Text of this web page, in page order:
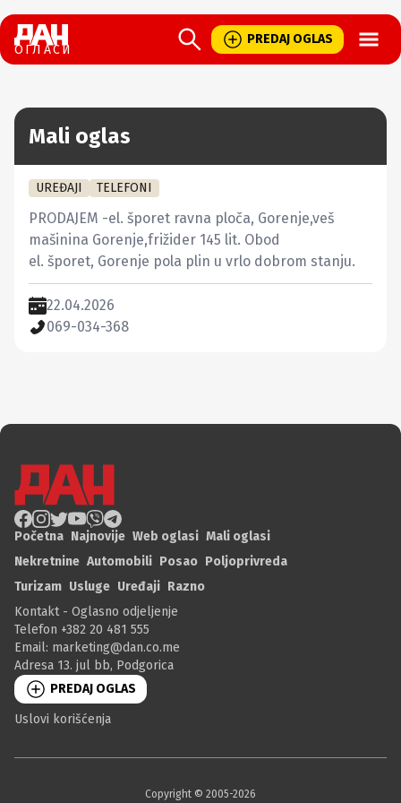
ОГЛАСИ
PREDAJ OGLAS
Mali oglas
UREĐAJI TELEFONI
PRODAJEM -el. šporet ravna ploča, Gorenje,veš
mašinina Gorenje,frižider 145 lit. Obod
el. šporet, Gorenje pola plin u vrlo dobrom stanju.
22.04.2026
069-034-368
Početna Najnovije Web oglasi Mali oglasi
Nekretnine Automobili Posao Poljoprivreda
Turizam Usluge Uređaji Razno
Kontakt - Oglasno odjeljenje
Telefon +382 20 481 555
Email: marketing@dan.co.me
Adresa 13. jul bb, Podgorica
PREDAJ OGLAS
Uslovi korišćenja
Copyright © 2005-2026